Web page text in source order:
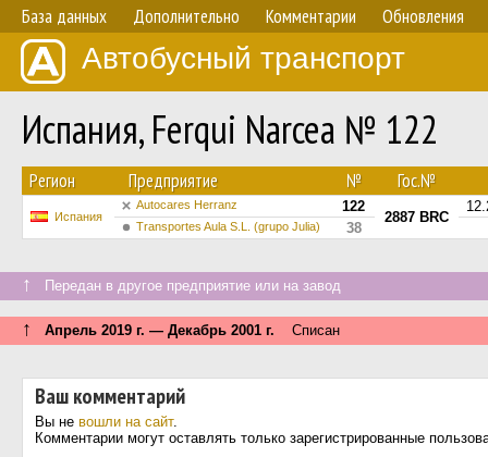
База данных Дополнительно Комментарии Обновления
Автобусный транспорт
Испания, Ferqui Narcea № 122
Регион Предприятие № Гос.№
Испания
Autocares Herranz 122
2887 BRC
Transportes Aula S.L. (grupo Julia) 38
↑ Передан в другое предприятие или на завод
↑ Апрель 2019 г. — Декабрь 2001 г. Списан
Ваш комментарий
Вы не вошли на сайт.
Комментарии могут оставлять только зарегистрированные